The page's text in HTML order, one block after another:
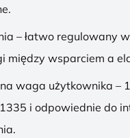
– łatwo regulowany
między wsparciem a
waga użytkownika –
i odpowiednie do